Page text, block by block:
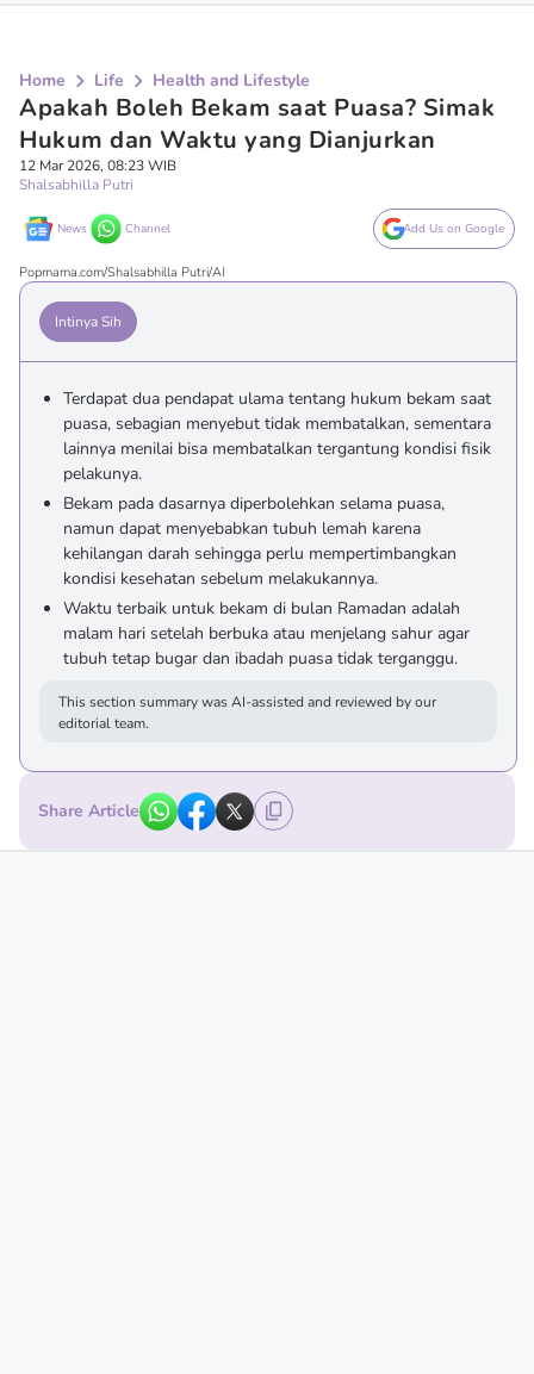
Home Life Health and Lifestyle
Apakah Boleh Bekam saat Puasa? Simak
Hukum dan Waktu yang Dianjurkan
12 Mar 2026, 08:23 WIB
Shalsabhilla Putri
News Channel Add Us on Google
Popmama.com/Shalsabhilla Putri/AI
Intinya Sih
Terdapat dua pendapat ulama tentang hukum bekam saat
puasa, sebagian menyebut tidak membatalkan, sementara
lainnya menilai bisa membatalkan tergantung kondisi fisik
pelakunya.
Bekam pada dasarnya diperbolehkan selama puasa,
namun dapat menyebabkan tubuh lemah karena
kehilangan darah sehingga perlu mempertimbangkan
kondisi kesehatan sebelum melakukannya.
Waktu terbaik untuk bekam di bulan Ramadan adalah
malam hari setelah berbuka atau menjelang sahur agar
tubuh tetap bugar dan ibadah puasa tidak terganggu.
This section summary was AI-assisted and reviewed by our
editorial team.
Share Article